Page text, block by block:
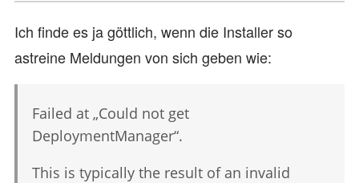
Ich finde es ja göttlich, wenn die Installer so
astreine Meldungen von sich geben wie:
Failed at „Could not get
DeploymentManager“.
This is typically the result of an invalid